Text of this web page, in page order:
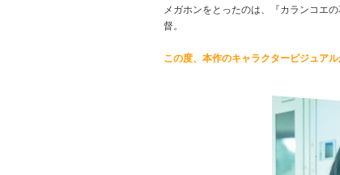
メガホンをとったのは、『カランコエ
督。
この度、本作のキャラクタービジュアル